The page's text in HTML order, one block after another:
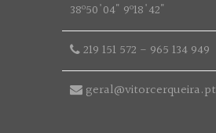
38º50'04" 9º18'42"
219 151 572 - 965 134 949
geral@vitorcerqueira.pt